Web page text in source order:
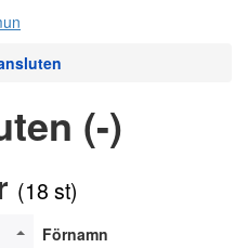
(-)
(18 st)
Förnamn